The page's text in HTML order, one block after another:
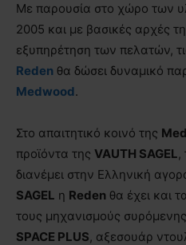
Με παρουσία στο χώρο των
2005 και με βασικές αρχές
εξυπηρέτηση των πελατών,
Reden θα δώσει δυναμικό
Medwood.
Στο απαιτητικό κοινό της
προϊόντα της VAUTH SAGEL,
διανέμει στην Ελληνική
SAGEL η Reden θα έχει και
τους μηχανισμούς
SPACE PLUS, αξεσουάρ